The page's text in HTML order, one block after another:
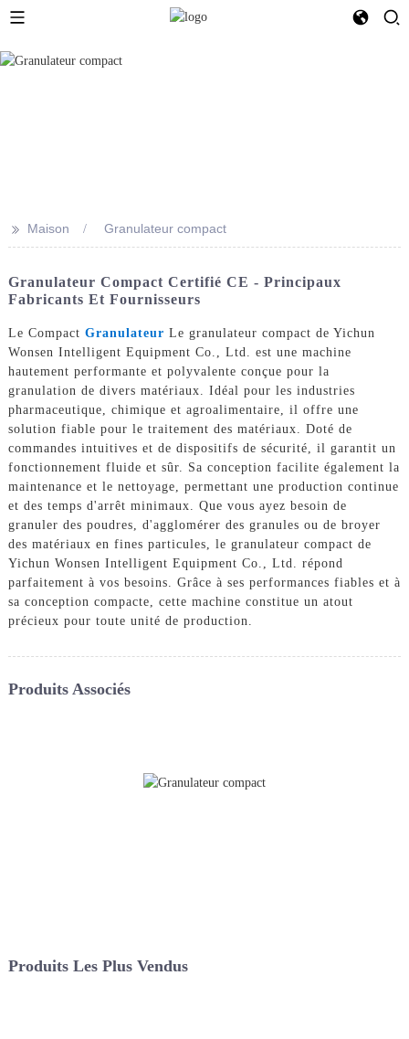
>> Maison Granulateur compact
Granulateur Compact Certifié CE - Principaux
Fabricants Et Fournisseurs
Le Compact Granulateur Le granulateur compact de Yichun
Wonsen Intelligent Equipment Co., Ltd. est une machine
hautement performante et polyvalente conçue pour la
granulation de divers matériaux. Idéal pour les industries
pharmaceutique, chimique et agroalimentaire, il offre une
solution fiable pour le traitement des matériaux. Doté de
commandes intuitives et de dispositifs de sécurité, il garantit un
fonctionnement fluide et sûr. Sa conception facilite également la
maintenance et le nettoyage, permettant une production continue
et des temps d'arrêt minimaux. Que vous ayez besoin de
granuler des poudres, d'agglomérer des granules ou de broyer
des matériaux en fines particules, le granulateur compact de
Yichun Wonsen Intelligent Equipment Co., Ltd. répond
parfaitement à vos besoins. Grâce à ses performances fiables et à
sa conception compacte, cette machine constitue un atout
précieux pour toute unité de production.
Produits Associés
Produits Les Plus Vendus